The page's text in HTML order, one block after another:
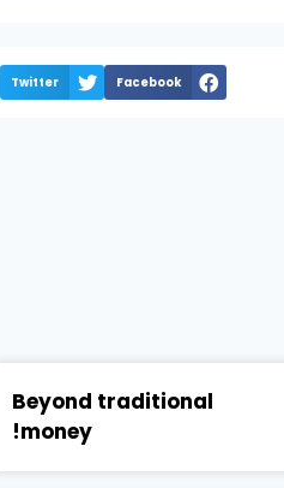
Facebook
Twitter
Beyond traditional
money!